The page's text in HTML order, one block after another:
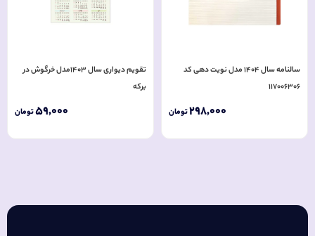
سالنامه سال 1404 مدل نویت دهی کد
117006306
298,000 تومان
تقویم دیواری سال 1403مدل خرگوش در
برکه
59,000 تومان